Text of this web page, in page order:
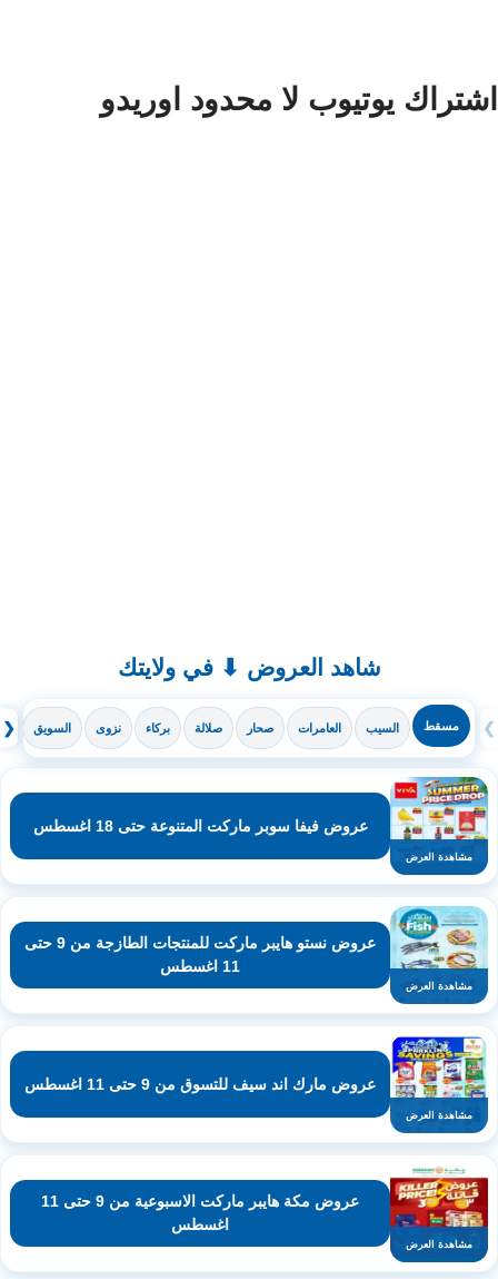
اشتراك يوتيوب لا محدود اوريدو
شاهد العروض ⬇ في ولايتك
❮ مسقط السيب العامرات صحار صلالة بركاء نزوى السويق ❯
مشاهدة العرض
عروض فيفا سوبر ماركت المتنوعة حتى 18 اغسطس
مشاهدة العرض
عروض نستو هايبر ماركت للمنتجات الطازجة من 9 حتى
11 اغسطس
مشاهدة العرض
عروض مارك اند سيف للتسوق من 9 حتى 11 اغسطس
مشاهدة العرض
عروض مكة هايبر ماركت الاسبوعية من 9 حتى 11
اغسطس